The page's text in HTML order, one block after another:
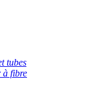
tubes
à fibre